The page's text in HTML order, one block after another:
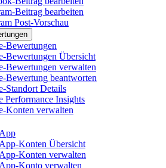
Beitrag bearbeiten
Post-Vorschau
Bewertungen
Bewertungen Übersicht
Bewertungen verwalten
Bewertung beantworten
Standort Details
Performance Insights
Konten verwalten
Konten Übersicht
Konten verwalten
Konto verwalten